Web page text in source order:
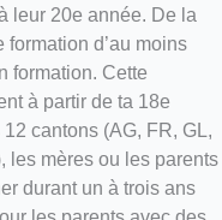
leur 20e année. De la
d’au moins
formation. Cette
à partir de ta 18e
cantons (AG, FR, GL,
les mères ou les parents
durant un à trois ans